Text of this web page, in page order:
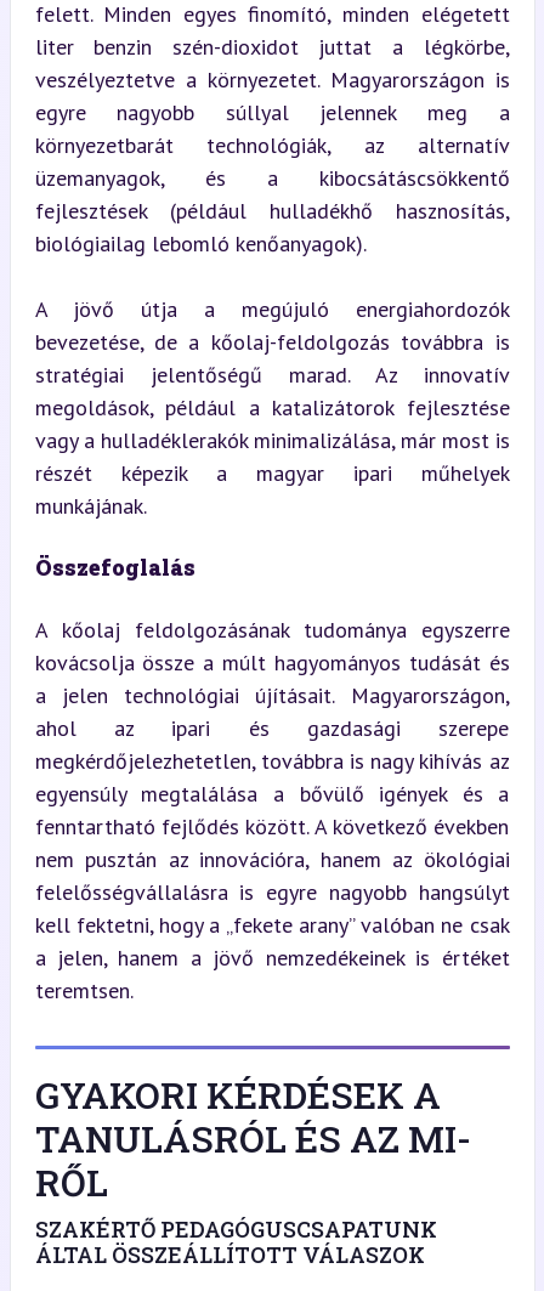
felett. Minden egyes finomító, minden elégetett
liter benzin szén-dioxidot juttat a légkörbe,
veszélyeztetve a környezetet. Magyarországon is
egyre nagyobb súllyal jelennek meg a
környezetbarát technológiák, az alternatív
üzemanyagok, és a kibocsátáscsökkentő
fejlesztések (például hulladékhő hasznosítás,
biológiailag lebomló kenőanyagok).
A jövő útja a megújuló energiahordozók
bevezetése, de a kőolaj-feldolgozás továbbra is
stratégiai jelentőségű marad. Az innovatív
megoldások, például a katalizátorok fejlesztése
vagy a hulladéklerakók minimalizálása, már most is
részét képezik a magyar ipari műhelyek
munkájának.
Összefoglalás
A kőolaj feldolgozásának tudománya egyszerre
kovácsolja össze a múlt hagyományos tudását és
a jelen technológiai újításait. Magyarországon,
ahol az ipari és gazdasági szerepe
megkérdőjelezhetetlen, továbbra is nagy kihívás az
egyensúly megtalálása a bővülő igények és a
fenntartható fejlődés között. A következő években
nem pusztán az innovációra, hanem az ökológiai
felelősségvállalásra is egyre nagyobb hangsúlyt
kell fektetni, hogy a „fekete arany” valóban ne csak
a jelen, hanem a jövő nemzedékeinek is értéket
teremtsen.
GYAKORI KÉRDÉSEK A
TANULÁSRÓL ÉS AZ MI-
RŐL
SZAKÉRTŐ PEDAGÓGUSCSAPATUNK
ÁLTAL ÖSSZEÁLLÍTOTT VÁLASZOK